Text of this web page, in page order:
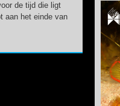
de tijd die ligt
aan het einde van